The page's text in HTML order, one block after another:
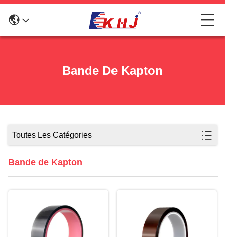
Bande De Kapton
Toutes Les Catégories
Bande de Kapton